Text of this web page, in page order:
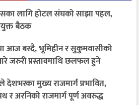
लागि होटल संघको साझा पहल,
बैठक
आज बस्दै, भूमिहीन र सुकुमवासीको
जरुरी प्रस्तावमाथि छलफल हुने
देशभरका मुख्य राजमार्ग प्रभावित,
र अरनिको राजमार्ग पूर्ण अवरुद्ध